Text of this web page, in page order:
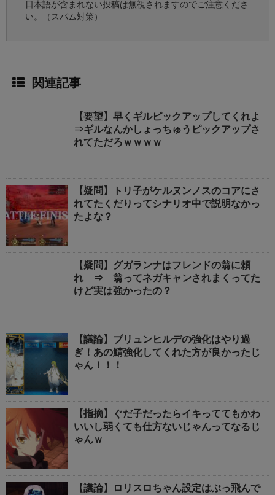
日本語が含まれない投稿は無視されますのでご注意くださ
い。（スパム対策）
関連記事
【要望】早くギルピックアップしてくれよ
⇒ギルなんかしょっちゅうピックアップさ
れてただろｗｗｗｗ
【疑問】トリ子がケルヌンノスのコアにさ
れてたくだりってシナリオ中で説明なかっ
たよな？
【疑問】グガランナはフレンドの翁に頼
れ ⇒ 翁ってネガキャンされまくってた
けど実は強かったの？
【議論】ブリュンヒルデの強化はやり過
ぎ！あの鯖強化してくれた方が良かったじ
ゃん！！！
【指摘】ぐだ子だったらイキっててもかわ
いいし弱くても仕方ないじゃんってなるじ
ゃんｗ
【議論】ロリスロちゃん設定はぶっ飛んで